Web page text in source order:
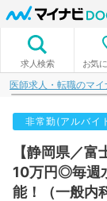
求人検索 お気
医師求人・転職のマ
非常勤(アルバイ
【静岡県／
10万円◎毎週
能！（一般内